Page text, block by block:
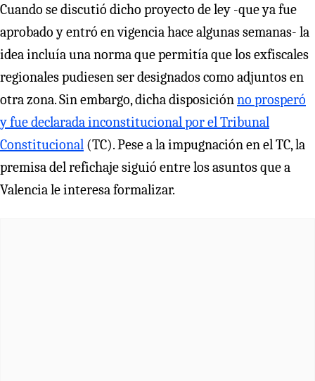
Cuando se discutió dicho proyecto de ley -que ya fue
aprobado y entró en vigencia hace algunas semanas- la
idea incluía una norma que permitía que los exfiscales
regionales pudiesen ser designados como adjuntos en
otra zona. Sin embargo, dicha disposiciónno prosperó
y fue declarada inconstitucional por el Tribunal
Constitucional (TC). Pese a la impugnación en el TC, la
premisa del refichaje siguió entre los asuntos que a
Valencia le interesa formalizar.